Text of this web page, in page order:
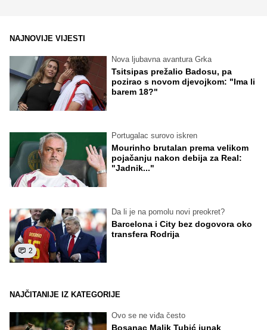
NAJNOVIJE VIJESTI
Nova ljubavna avantura Grka
Tsitsipas prežalio Badosu, pa
pozirao s novom djevojkom: "Ima li
barem 18?"
Portugalac surovo iskren
Mourinho brutalan prema velikom
pojačanju nakon debija za Real:
"Jadnik..."
2
Da li je na pomolu novi preokret?
Barcelona i City bez dogovora oko
transfera Rodrija
NAJČITANIJE IZ KATEGORIJE
Ovo se ne viđa često
Bosanac Malik Tubić junak